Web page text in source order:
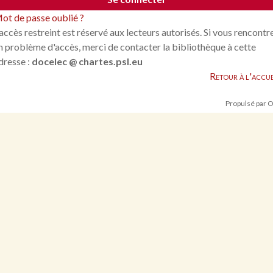
de passe oublié ?
restreint est réservé aux lecteurs autorisés. Si vous
problème d'accès, merci de contacter la bibliothèque à cette
: docelec @ chartes.psl.eu
Retour à
Propulsé par